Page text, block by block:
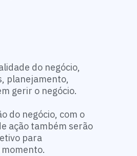
do negócio,
planejamento,
gerir o negócio.
do negócio, com o
ação também serão
para